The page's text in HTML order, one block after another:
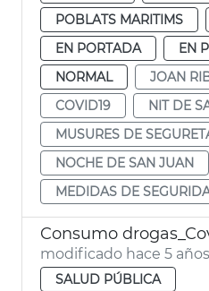
POBLATS MARITIMS
EN PORTADA
EN
NORMAL
JOAN
COVID19
NIT DE
MUSURES DE
NOCHE DE SAN JUAN
MEDIDAS DE
Consumo
modificado hace 5 años
SALUD PÚBLICA